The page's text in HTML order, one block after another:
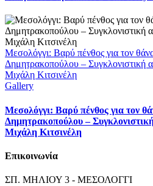
Μεσολόγγι: Βαρύ πένθος για τον
Δημητρακοπούλου – Συγκλονιστική
Μιχάλη Κιτσινέλη
Gallery
Μεσολόγγι: Βαρύ πένθος για τον
Δημητρακοπούλου –
Μιχάλη Κιτσινέλη
Επικοινωνία
ΣΠ. ΜΗΛΙΟΥ 3 - ΜΕΣΟΛΟΓΓΙ